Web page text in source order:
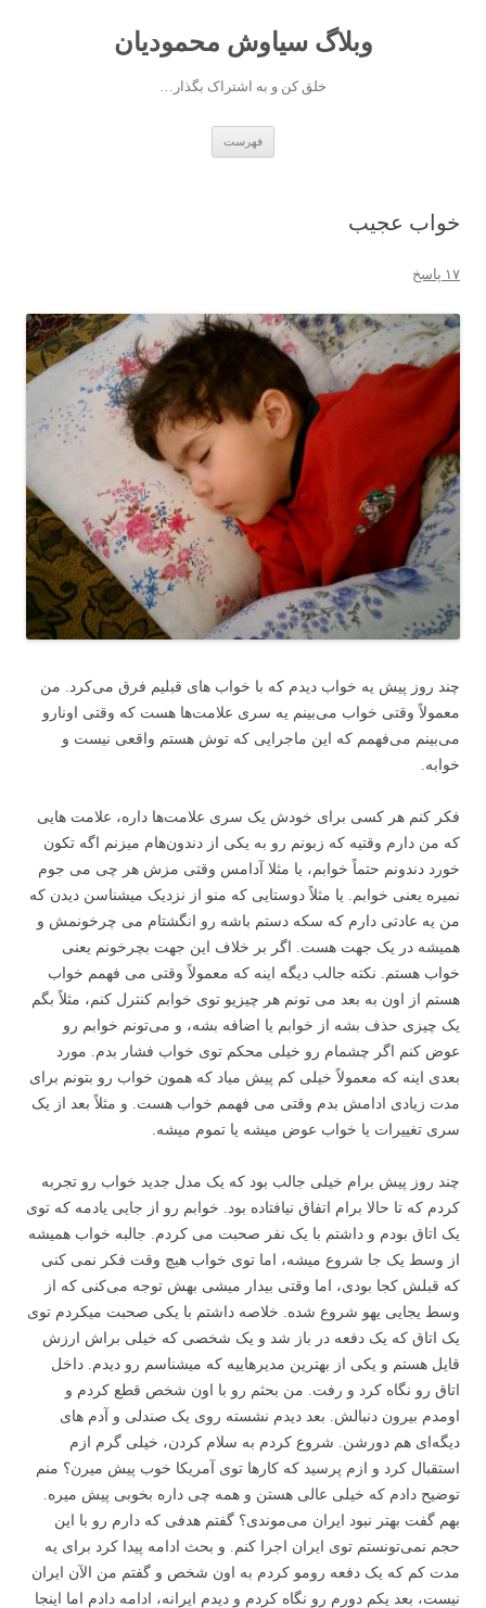
وبلاگ سیاوش محمودیان
خلق کن و به اشتراک بگذار…
فهرست
خواب عجیب
۱۷ پاسخ
چند روز پیش یه خواب دیدم که با خواب های قبلیم فرق می‌کرد. من
معمولاً وقتی خواب می‌بینم یه سری علامت‌ها هست که وقتی اونارو
می‌بینم می‌فهمم که این ماجرایی که توش هستم واقعی نیست و
خوابه.
فکر کنم هر کسی برای خودش یک سری علامت‌ها داره، علامت هایی
که من دارم وقتیه که زبونم رو به یکی از دندون‌هام میزنم اگه تکون
خورد دندونم حتماً خوابم، یا مثلا آدامس وقتی مزش هر چی می جوم
نمیره یعنی خوابم. یا مثلاً دوستایی که منو از نزدیک میشناسن دیدن که
من یه عادتی دارم که سکه دستم باشه رو انگشتام می چرخونمش و
همیشه در یک جهت هست. اگر بر خلاف این جهت بچرخونم یعنی
خواب هستم. نکته جالب دیگه اینه که معمولاً وقتی می فهمم خواب
هستم از اون به بعد می تونم هر چیزیو توی خوابم کنترل کنم، مثلاً بگم
یک چیزی حذف بشه از خوابم یا اضافه بشه، و می‌تونم خوابم رو
عوض کنم اگر چشمام رو خیلی محکم توی خواب فشار بدم. مورد
بعدی اینه که معمولاً خیلی کم پیش میاد که همون خواب رو بتونم برای
مدت زیادی ادامش بدم وقتی می فهمم خواب هست. و مثلاً بعد از یک
سری تغییرات یا خواب عوض میشه یا تموم میشه.
چند روز پیش برام خیلی جالب بود که یک مدل جدید خواب رو تجربه
کردم که تا حالا برام اتفاق نیافتاده بود. خوابم رو از جایی یادمه که توی
یک اتاق بودم و داشتم با یک نفر صحبت می کردم. جالبه خواب همیشه
از وسط یک جا شروع میشه، اما توی خواب هیچ وقت فکر نمی کنی
که قبلش کجا بودی، اما وقتی بیدار میشی بهش توجه می‌کنی که از
وسط یجایی یهو شروع شده. خلاصه داشتم با یکی صحبت میکردم توی
یک اتاق که یک دفعه در باز شد و یک شخصی که خیلی براش ارزش
قایل هستم و یکی از بهترین مدیر‌هاییه که میشناسم رو دیدم. داخل
اتاق رو نگاه کرد و رفت. من بحثم رو با اون شخص قطع کردم و
اومدم بیرون دنبالش. بعد دیدم نشسته روی یک صندلی و آدم های
دیگه‌ای هم دورشن. شروع کردم به سلام کردن، خیلی گرم ازم
استقبال کرد و ازم پرسید که کارها توی آمریکا خوب پیش میرن؟ منم
توضیح دادم که خیلی عالی هستن و همه چی داره بخوبی پیش میره.
بهم گفت بهتر نبود ایران می‌موندی؟ گفتم هدفی که دارم رو با این
حجم نمی‌تونستم توی ایران اجرا کنم. و بحث ادامه پیدا کرد برای یه
مدت کم که یک دفعه رومو کردم به اون شخص و گفتم من الآن ایران
نیست، بعد یکم دورم رو نگاه کردم و دیدم ایرانه، ادامه دادم اما اینجا